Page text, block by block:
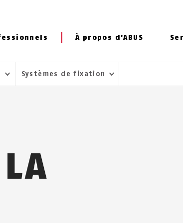
À propos d'ABUS
Systèmes de fixation